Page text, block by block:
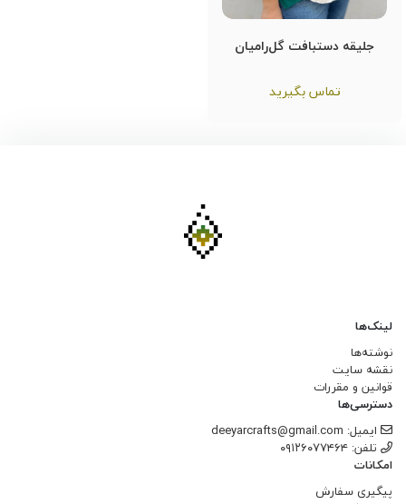
جلیقه دستبافت گل‌رامیان
تماس بگیرید
لینک‌ها
نوشته‌ها
نقشه سایت
قوانین و مقررات
دسترسی‌ها
ایمیل: deeyarcrafts@gmail.com
تلفن: ۰۹۱۲۶۰۷۷۴۶۴
امکانات
پیگیری سفارش